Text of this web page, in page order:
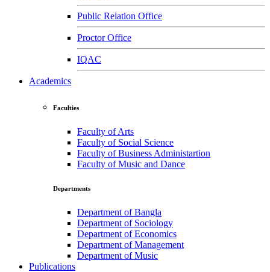
Public Relation Office
Proctor Office
IQAC
Academics
Faculties
Faculty of Arts
Faculty of Social Science
Faculty of Business Administartion
Faculty of Music and Dance
Departments
Department of Bangla
Department of Sociology
Department of Economics
Department of Management
Department of Music
Publications